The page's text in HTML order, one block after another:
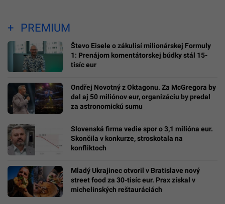
PREMIUM
Števo Eisele o zákulisí milionárskej Formuly
1: Prenájom komentátorskej búdky stál 15-
tisíc eur
Ondřej Novotný z Oktagonu. Za McGregora by
dal aj 50 miliónov eur, organizáciu by predal
za astronomickú sumu
Slovenská firma vedie spor o 3,1 milióna eur.
Skončila v konkurze, stroskotala na
konfliktoch
Mladý Ukrajinec otvoril v Bratislave nový
street food za 30-tisíc eur. Prax získal v
michelinských reštauráciách